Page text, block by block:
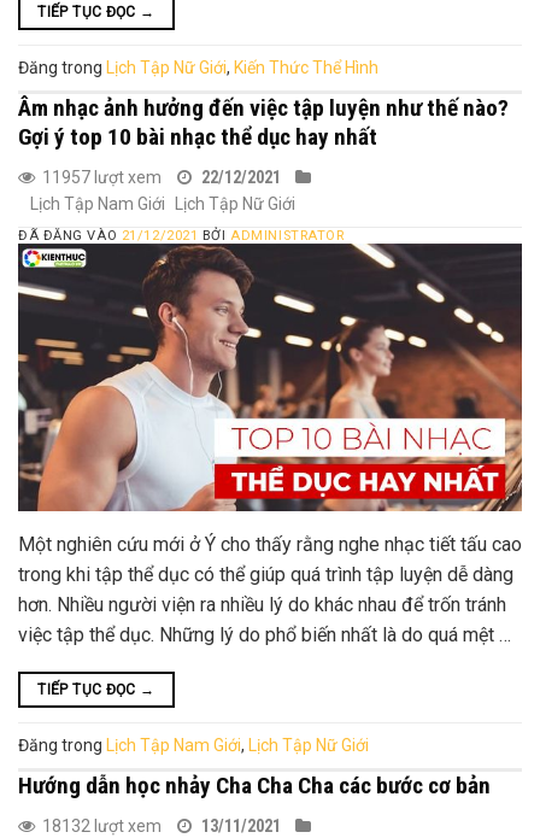
TIẾP TỤC ĐỌC →
Đăng trong Lịch Tập Nữ Giới, Kiến Thức Thể Hình
Âm nhạc ảnh hưởng đến việc tập luyện như thế nào?
Gợi ý top 10 bài nhạc thể dục hay nhất
11957 lượt xem
22/12/2021
Lịch Tập Nam Giới
Lịch Tập Nữ Giới
ĐÃ ĐĂNG VÀO 21/12/2021 BỞIADMINISTRATOR
Một nghiên cứu mới ở Ý cho thấy rằng nghe nhạc tiết tấu cao
trong khi tập thể dục có thể giúp quá trình tập luyện dễ dàng
hơn. Nhiều người viện ra nhiều lý do khác nhau để trốn tránh
việc tập thể dục. Những lý do phổ biến nhất là do quá mệt …
TIẾP TỤC ĐỌC →
Đăng trong Lịch Tập Nam Giới, Lịch Tập Nữ Giới
Hướng dẫn học nhảy Cha Cha Cha các bước cơ bản
18132 lượt xem
13/11/2021